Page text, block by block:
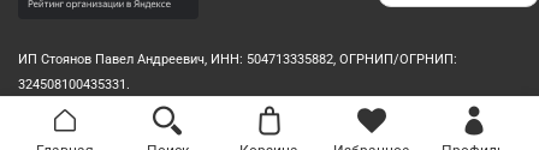
ИП Стоянов Павел Андреевич, ИНН: 504713335882, ОГРНИП/ОГРНИП:
324508100435331.